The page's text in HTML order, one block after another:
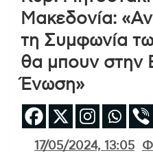
Μακεδονία:
τη Συμφωνία
θα μπουν στην
Ένωση»
17/05/2024, 13:05